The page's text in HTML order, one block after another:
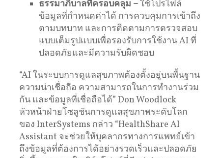
ธรรมาภิบาลที่ครอบคลุม –ใช้โปรไฟล์
ข้อมูลที่กำหนดค่าได้ การควบคุมการเข้าถึง
ตามบทบาท และการติดตามการตรวจสอบ
แบบเต็มรูปแบบเพื่อรองรับการใช้งาน AI ที่
ปลอดภัยและมีความรับผิดชอบ
“AI ในระบบการดูแลสุขภาพต้องตั้งอยู่บนพื้นฐาน
ความน่าเชื่อถือ ความสามารถในการทำงานร่วม
กัน และข้อมูลที่เชื่อถือได้” Don Woodlock
หัวหน้าฝ่ายโซลูชันการดูแลสุขภาพระดับโลก
ของ InterSystems กล่าว “HealthShare AI
Assistant จะช่วยให้บุคลากรทางการแพทย์เข้า
ถึงข้อมูลที่ต้องการได้อย่างรวดเร็วและปลอดภัย